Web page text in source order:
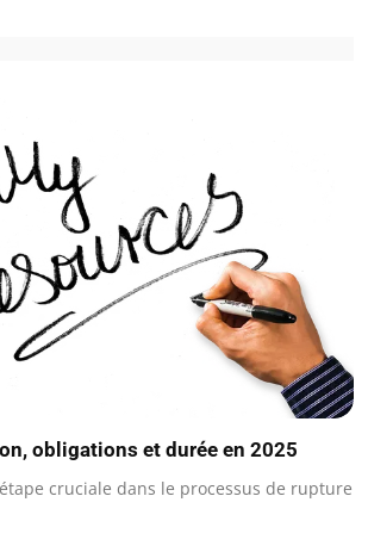
obligations et durée en 2025
cruciale dans le processus de rupture